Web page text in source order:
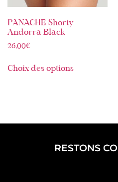
PANACHE Shorty
Andorra Black
26,00€
Choix des options
RESTONS